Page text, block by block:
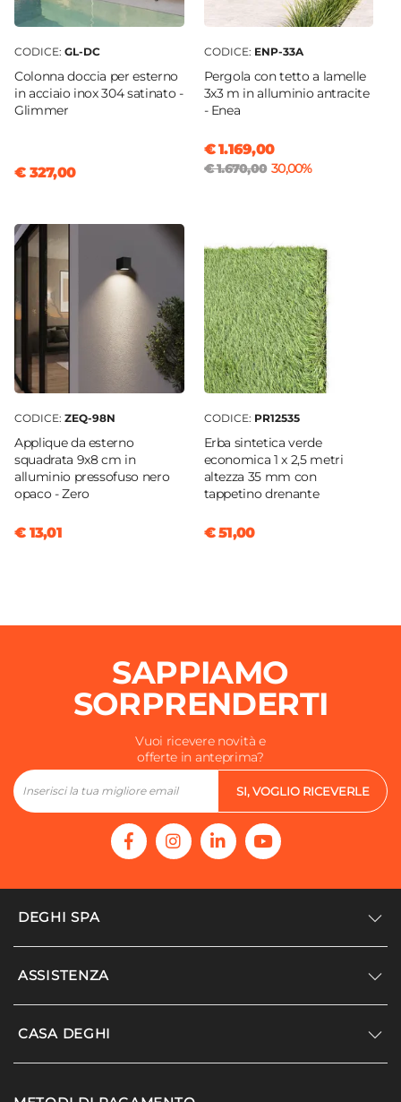
CODICE: GL-DC
Colonna doccia per esterno
in acciaio inox 304 satinato -
Glimmer
€ 327,00
CODICE: ENP-33A
Pergola con tetto a lamelle
3x3 m in alluminio antracite
- Enea
€ 1.169,00
€ 1.670,00 30,00%
CODICE: ZEQ-98N
Applique da esterno
squadrata 9x8 cm in
alluminio pressofuso nero
opaco - Zero
€ 13,01
CODICE: PR12535
Erba sintetica verde
economica 1 x 2,5 metri
altezza 35 mm con
tappetino drenante
€ 51,00
SAPPIAMO
SORPRENDERTI
Vuoi ricevere novità e
offerte in anteprima?
SI, VOGLIO RICEVERLE
DEGHI SPA
Accedi/Registrati
ASSISTENZA
Supporto
CASA DEGHI